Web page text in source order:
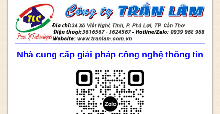
Nhà cung cấp giải pháp công nghệ thông tin